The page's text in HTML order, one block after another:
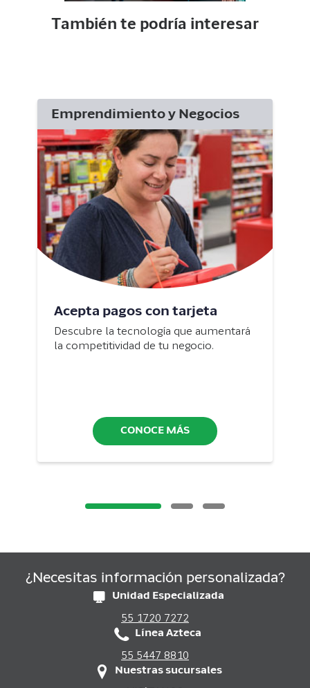
También te podría interesar
Emprendimiento y Negocios
Acepta pagos con tarjeta
Descubre la tecnología que aumentará
la competitividad de tu negocio.
CONOCE MÁS
¿Necesitas información personalizada?
Unidad Especializada
55 1720 7272
Línea Azteca
55 5447 8810
Nuestras sucursales